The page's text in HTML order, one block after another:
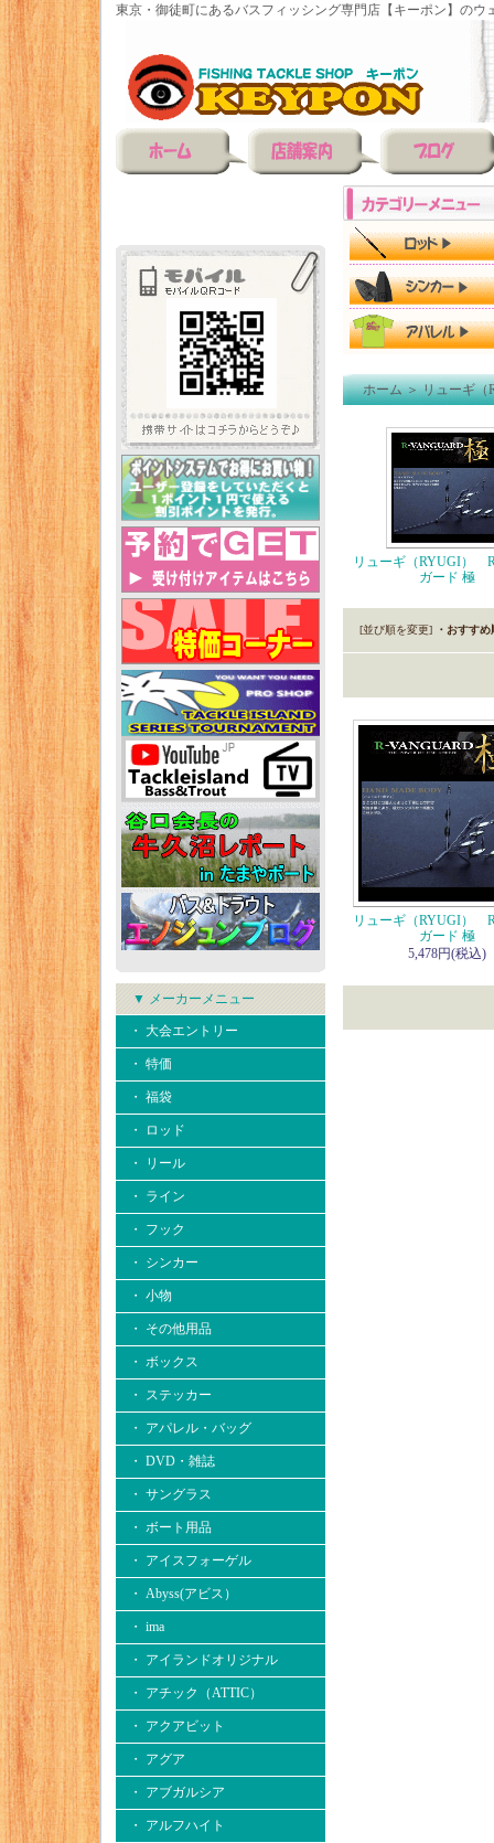
東京・御徒町にあるバスフィッシング専門店【キーポン】のウ
▼ メーカーメニュー
・ 大会エントリー
・ 特価
・ 福袋
・ ロッド
・ リール
・ ライン
・ フック
・ シンカー
・ 小物
・ その他用品
・ ボックス
・ ステッカー
・ アパレル・バッグ
・ DVD・雑誌
・ サングラス
・ ボート用品
・ アイスフォーゲル
・ Abyss(アビス）
・ ima
・ アイランドオリジナル
・ アチック（ATTIC）
・ アクアビット
・ アグア
・ アブガルシア
・ アルフハイト
ホーム＞リューギ（
リューギ（RYUGI）
ガード 極
[並び順を変更] ・おすすめ
リューギ（RYUGI）
ガード 極
5,478円(税込)